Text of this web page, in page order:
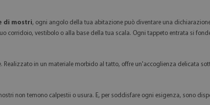
di mostri, ogni angolo della tua abitazione può diventare una
corridoio, vestibolo o alla base della tua scala. Ogni tappeto entrata si
in un materiale morbido al tatto, offre un'accoglienza delicata
non temono calpestii o usura. E, per soddisfare ogni esigenza, sono